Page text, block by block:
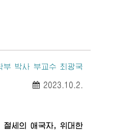
부 박사 부교수 최광국
2023.10.2.
절세의 애국자,위대한